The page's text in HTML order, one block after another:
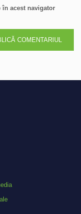
în acest navigator